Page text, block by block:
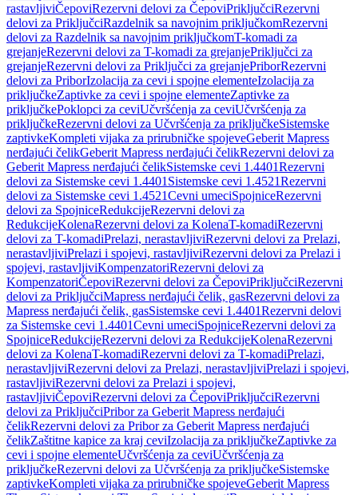
rastavljiviČepoviRezervni delovi za ČepoviPriključciRezervni
delovi za PriključciRazdelnik sa navojnim priključkomRezervni
delovi za Razdelnik sa navojnim priključkomT-komadi za
grejanjeRezervni delovi za T-komadi za grejanjePriključci za
grejanjeRezervni delovi za Priključci za grejanjePriborRezervni
delovi za PriborIzolacija za cevi i spojne elementeIzolacija za
priključkeZaptivke za cevi i spojne elementeZaptivke za
priključkePoklopci za ceviUčvršćenja za ceviUčvršćenja za
priključkeRezervni delovi za Učvršćenja za priključkeSistemske
zaptivkeKompleti vijaka za prirubničke spojeveGeberit Mapress
nerđajući čelikGeberit Mapress nerđajući čelikRezervni delovi za
Geberit Mapress nerđajući čelikSistemske cevi 1.4401Rezervni
delovi za Sistemske cevi 1.4401 Sistemske cevi 1.4521Rezervni
delovi za Sistemske cevi 1.4521Cevni umeciSpojniceRezervni
delovi za SpojniceRedukcijeRezervni delovi za
RedukcijeKolenaRezervni delovi za KolenaT-komadiRezervni
delovi za T-komadiPrelazi, nerastavljiviRezervni delovi za Prelazi,
nerastavljiviPrelazi i spojevi, rastavljiviRezervni delovi za Prelazi i
spojevi, rastavljiviKompenzatoriRezervni delovi za
KompenzatoriČepoviRezervni delovi za ČepoviPriključciRezervni
delovi za PriključciMapress nerđajući čelik, gasRezervni delovi za
Mapress nerđajući čelik, gasSistemske cevi 1.4401Rezervni delovi
za Sistemske cevi 1.4401Cevni umeciSpojniceRezervni delovi za
SpojniceRedukcijeRezervni delovi za RedukcijeKolenaRezervni
delovi za KolenaT-komadiRezervni delovi za T-komadiPrelazi,
nerastavljiviRezervni delovi za Prelazi, nerastavljiviPrelazi i spojevi,
rastavljiviRezervni delovi za Prelazi i spojevi,
rastavljiviČepoviRezervni delovi za ČepoviPriključciRezervni
delovi za PriključciPribor za Geberit Mapress nerđajući
čelikRezervni delovi za Pribor za Geberit Mapress nerđajući
čelikZaštitne kapice za kraj ceviIzolacija za priključkeZaptivke za
cevi i spojne elementeUčvršćenja za ceviUčvršćenja za
priključkeRezervni delovi za Učvršćenja za priključkeSistemske
zaptivkeKompleti vijaka za prirubničke spojeveGeberit Mapress